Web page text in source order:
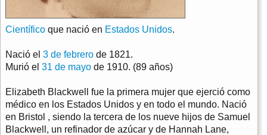
Científico que nació en Estados Unidos.
Nació el 3 de febrero de 1821.
Murió el 31 de mayo de 1910. (89 años)
Elizabeth Blackwell fue la primera mujer que ejerció como
médico en los Estados Unidos y en todo el mundo. Nació
en Bristol , siendo la tercera de los nueve hijos de Samuel
Blackwell, un refinador de azúcar y de Hannah Lane,